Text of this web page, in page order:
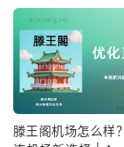
滕王阁机场怎么样